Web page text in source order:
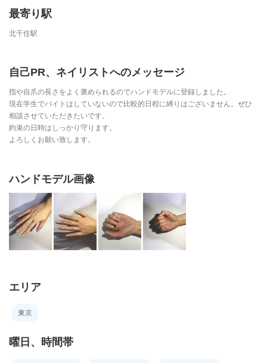
最寄り駅
北千住駅
自己PR、ネイリストへのメッセージ
指や自爪の長さをよく褒められるのでハンドモデルに登録しました。
現在学生でバイトはしていないので比較的日程に縛りはございません。ぜひ
相談させていただきたいです。
約束の日時はしっかり守ります。
よろしくお願い致します。
ハンドモデル画像
エリア
東京
曜日、時間帯